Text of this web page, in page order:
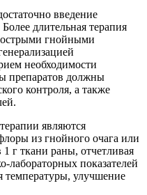
введение
длительная терапия
острыми гнойными
необходимости
препаратов должны
контроля, а также
являются
из гнойного очага или
г ткани раны, отчетливая
лабораторных показателей
температуры, улучшение